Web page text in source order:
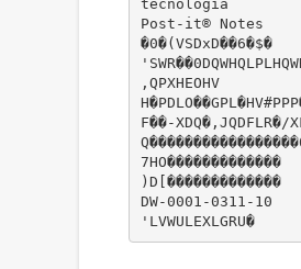
tecnología
Post-it® Notes
�0�(VSDxD��6�$�
,QPXHEOHV
F��-XDQ�,JQDFLR�/
7HO�������������
)D[�������������
DW-0001-0311-10
'LVWULEXLGRU�